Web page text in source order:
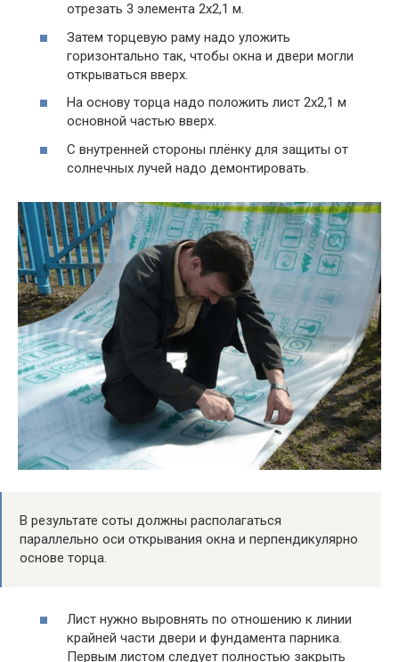
отрезать 3 элемента 2х2,1 м.
Затем торцевую раму надо уложить
горизонтально так, чтобы окна и двери могли
открываться вверх.
На основу торца надо положить лист 2х2,1 м
основной частью вверх.
С внутренней стороны плёнку для защиты от
солнечных лучей надо демонтировать.
В результате соты должны располагаться
параллельно оси открывания окна и перпендикулярно
основе торца.
Лист нужно выровнять по отношению к линии
крайней части двери и фундамента парника.
Первым листом следует полностью закрыть